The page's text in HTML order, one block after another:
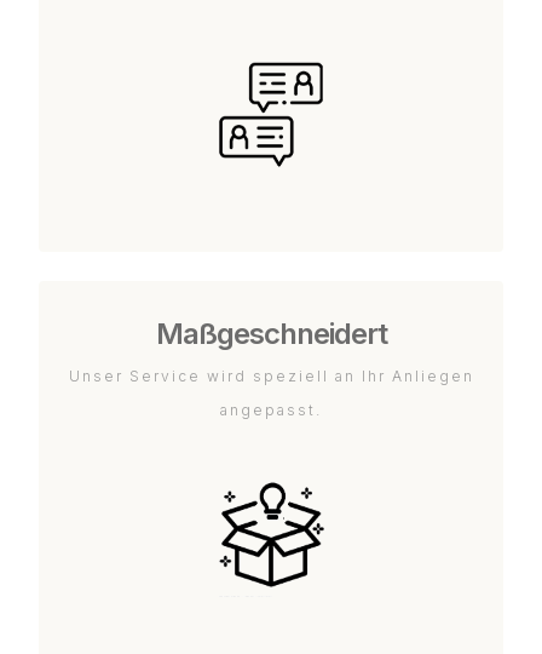
Maßgeschneidert
Unser Service wird speziell an Ihr Anliegen
angepasst.